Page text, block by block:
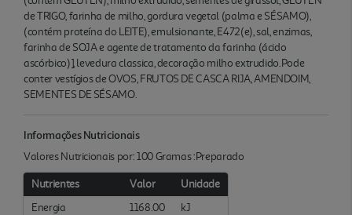
de TRIGO, farinha de milho, gordura vegetal (palma e SÉSAMO),
(contém proteína do LEITE), emulsionante, E472(e), sal, enzimas,
farinha de SOJA e agente de tratamento da farinha (ácido
ascórbico)], levedura classica, decoração milho extrudido.Pode
conter vestígios de OVOS, FRUTOS DE CASCA RIJA, AMENDOIM,
SEMENTES DE SÉSAMO.
Informações Nutricionais
Valores Nutricionais por: 100 Gramas :Preparado
Nutrientes Valor
Unidade
Energia
1168.00
kJ